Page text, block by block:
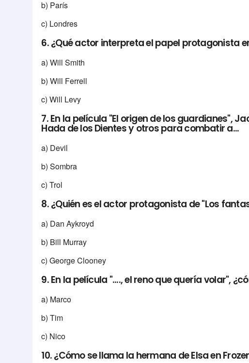
b) París
c) Londres
6. ¿Qué actor interpreta el papel protagonista
a) Will Smith
b) Will Ferrell
c) Will Levy
7. En la película "El origen de los guardianes",
Hada de los Dientes y otros para combatir a...
a) Devil
b) Sombra
c) Trol
8. ¿Quién es el actor protagonista de "Los
a) Dan Aykroyd
b) Bill Murray
c) George Clooney
9. En la película "...., el reno que quería volar",
a) Marco
b) Tim
c) Nico
10. ¿Cómo se llama la hermana de Elsa en